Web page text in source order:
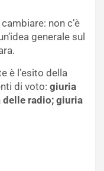
non c’è
generale sul
è l’esito della
di voto: giuria
delle radio; giuria